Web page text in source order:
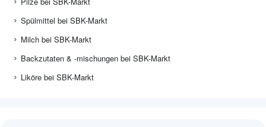
Spülmittel bei SBK-Markt
Milch bei SBK-Markt
Backzutaten & -mischungen bei SBK-Markt
Liköre bei SBK-Markt